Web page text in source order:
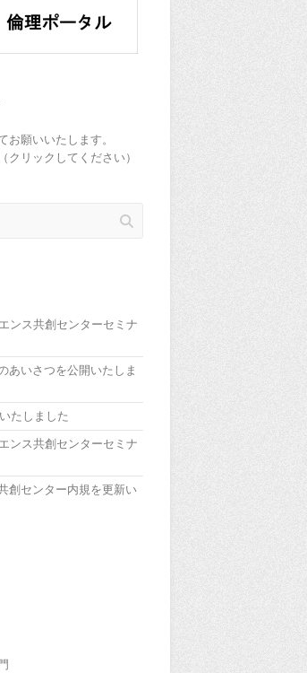
お願いいたします。
（クリックしてください）
ンス共創センターセミナ
あいさつを公開いたしま
たしました
ンス共創センターセミナ
創センター内規を更新い